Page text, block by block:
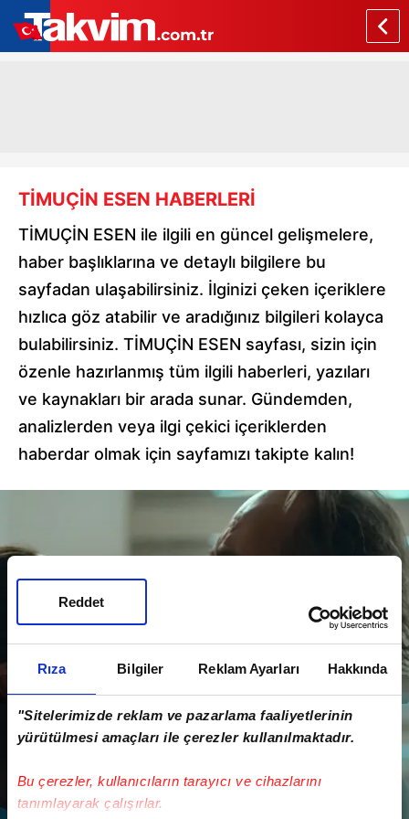
Rıza Bilgiler Reklam Ayarları Hakkında
"Sitelerimizde reklam ve pazarlama faaliyetlerinin
yürütülmesi amaçları ile çerezler kullanılmaktadır.
Bu çerezler, kullanıcıların tarayıcı ve cihazlarını
tanımlayarak çalışırlar.
Reddet
TİMUÇİN ESEN HABERLERİ
TİMUÇİN ESEN ile ilgili en güncel gelişmelere,
haber başlıklarına ve detaylı bilgilere bu
sayfadan ulaşabilirsiniz. İlginizi çeken içeriklere
hızlıca göz atabilir ve aradığınız bilgileri kolayca
bulabilirsiniz. TİMUÇİN ESEN sayfası, sizin için
özenle hazırlanmış tüm ilgili haberleri, yazıları
ve kaynakları bir arada sunar. Gündemden,
analizlerden veya ilgi çekici içeriklerden
haberdar olmak için sayfamızı takipte kalın!